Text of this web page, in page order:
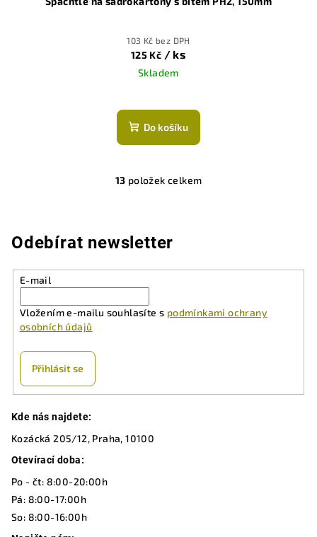
103 Kč bez DPH
125 Kč / ks
Skladem
Do košíku
O
á
d
a
p
v
13 položek celkem
Odebírat newsletter
E-mail
Vložením e-mailu souhlasíte s podmínkami ochrany
osobních údajů
Přihlásit se
Kde nás najdete:
Kozácká 205/12, Praha, 10100
Otevírací doba:
Po - čt: 8:00-20:00h
Pá: 8:00-17:00h
So: 8:00-16:00h